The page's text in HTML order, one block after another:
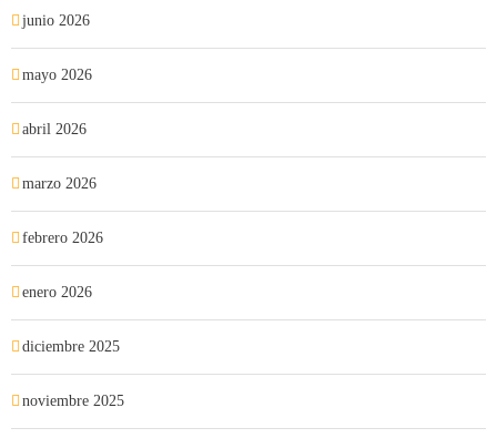
junio 2026
mayo 2026
abril 2026
marzo 2026
febrero 2026
enero 2026
diciembre 2025
noviembre 2025